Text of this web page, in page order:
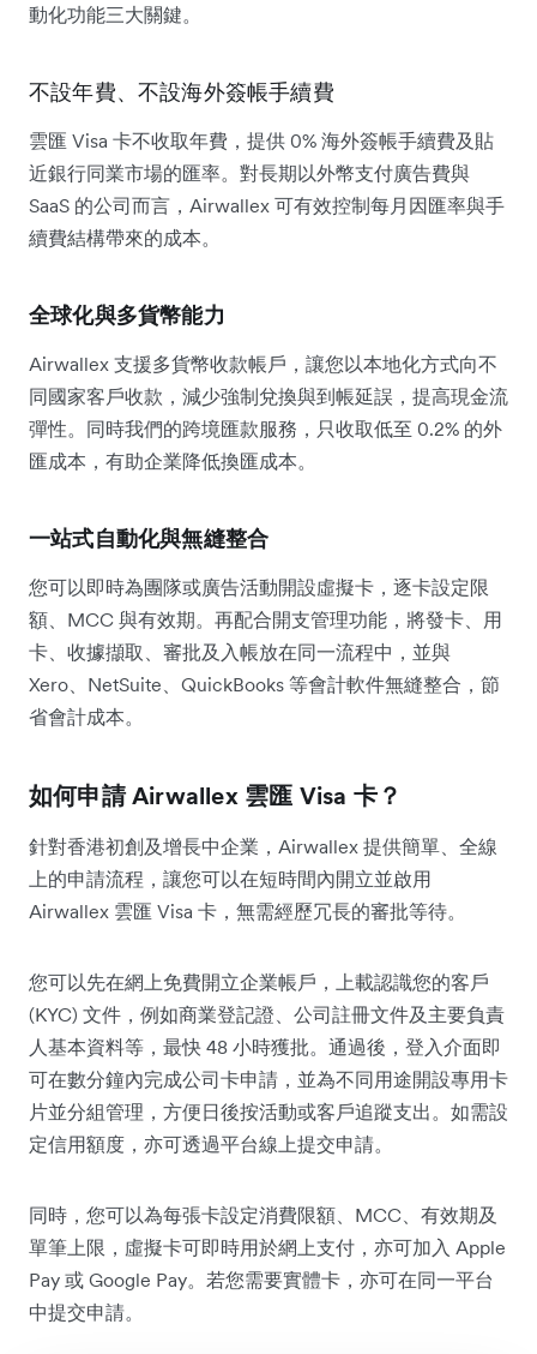
動化功能三大關鍵。​​
不設年費、不設海外簽帳手續費
雲匯 Visa 卡不收取年費，提供 0% 海外簽帳手續費及貼
近銀行同業市場的匯率。對長期以外幣支付廣告費與
SaaS 的公司而言，Airwallex 可有效控制每月因匯率與手
續費結構帶來的成本。
全球化與多貨幣能力
Airwallex 支援多貨幣收款帳戶，讓您以本地化方式向不
同國家客戶收款，減少強制兌換與到帳延誤，提高現金流
彈性。同時我們的跨境匯款服務，只收取低至 0.2% 的外
匯成本，​​有助企業降低換匯成本。
一站式自動化與無縫整合
您可以即時為團隊或廣告活動開設虛擬卡，逐卡設定限
額、MCC 與有效期。再配合開支管理功能，將發卡、用
卡、收據擷取、審批及入帳放在同一流程中，並與
Xero、NetSuite、QuickBooks 等會計軟件無縫整合，節
省會計成本。
如何申請 Airwallex 雲匯 Visa 卡？
針對香港初創及增長中企業，Airwallex 提供簡單、全線
上的申請流程，讓您可以在短時間內開立並啟用
Airwallex 雲匯 Visa 卡，無需經歷冗長的審批等待。
您可以先在網上免費開立企業帳戶，上載認識您的客戶
(KYC) 文件，例如商業登記證、公司註冊文件及主要負責
人基本資料等，最快 48 小時獲批。通過後，登入介面即
可在數分鐘內完成公司卡申請，並為不同用途開設專用卡
片並分組管理，方便日後按活動或客戶追蹤支出。如需設
定信用額度，亦可透過平台線上提交申請。
同時，您可以為每張卡設定消費限額、MCC、有效期及
單筆上限，虛擬卡可即時用於網上支付，亦可加入 Apple
Pay 或 Google Pay。若您需要實體卡，亦可在同一平台
中提交申請。